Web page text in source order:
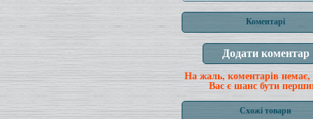
Коментарі
На жаль, коментарів немає,
Вас є шанс бути
Схожі товари